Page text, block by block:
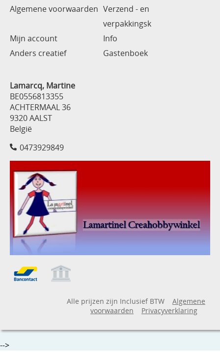
Algemene voorwaarden Verzend - en
verpakkingsk
Mijn account
Info
Anders creatief
Gastenboek
Lamarcq, Martine
BE0556813355
ACHTERMAAL 36
9320 AALST
België
0473929849
Alle prijzen zijn Inclusief BTW
Algemene
voorwaarden
Privacyverklaring
-->